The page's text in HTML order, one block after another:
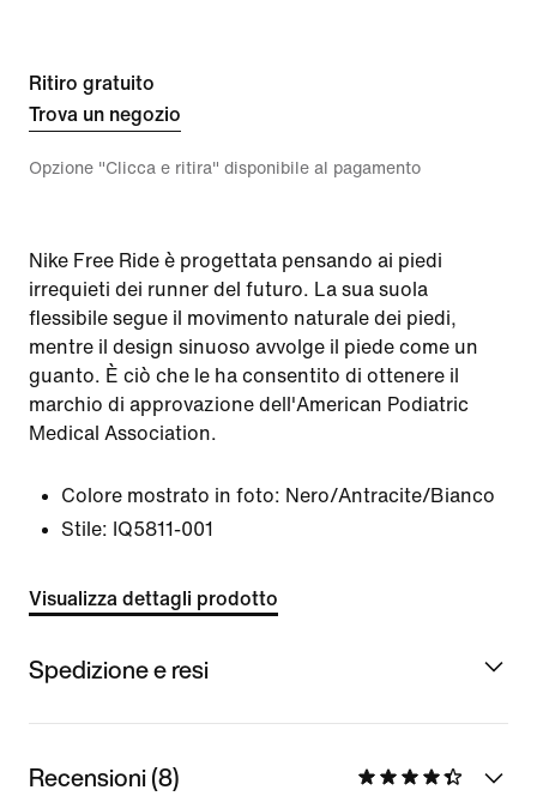
Ritiro gratuito
Trova un negozio
Opzione "Clicca e ritira" disponibile al pagamento
Nike Free Ride è progettata pensando ai piedi
irrequieti dei runner del futuro. La sua suola
flessibile segue il movimento naturale dei piedi,
mentre il design sinuoso avvolge il piede come un
guanto. È ciò che le ha consentito di ottenere il
marchio di approvazione dell'American Podiatric
Medical Association.
Colore mostrato in foto: Nero/Antracite/Bianco
Stile: IQ5811-001
Visualizza dettagli prodotto
Spedizione e resi
Recensioni (8)